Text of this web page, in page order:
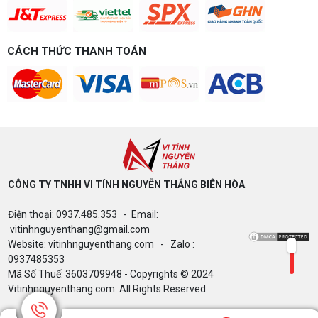
chơi game của bạn.
Build PC gaming 15 triệu chơi được
Build PC gaming 15 triệu chơi được game gì? Vi
dễ nâng cấp CPU/VGA sau này, tư vấn miễn phí
theo đúng ngân sách.
Build PC gaming theo ngân sách từ 10-40 triệu:
cách phân bổ CPU, GPU, RAM hợp lý, chọn
Intel/AMD và tránh sai tương thích. Tư vấn miễn
phí tại Vi tính Nguyễn Thắng.
GIGABYTE & INTEL CORE ULTRA 200S
PLUS – NHẬN VOUCHER ĐẾN 800K
Thông báo v/v sử dụng phần mềm bản
quyền ( Vi tính Nguyễn Thắng)
CÁCH THỨC THANH TOÁN
CÔNG TY TNHH VI TÍNH NGUYỄN THẮNG BIÊN HÒA​
Điện thoại: 0937.485.353 - Email:
vitinhnguyenthang@gmail.com
Website: vitinhnguyenthang.com - Zalo :
0937485353
Mã Số Thuế: 3603709948 - Copyrights © 2024
Vitinhnguyenthang.com. All Rights Reserved